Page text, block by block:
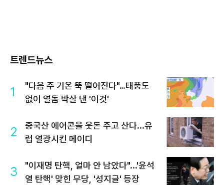
트렌드뉴스
1
"다음 주 기온 뚝 떨어진다"…태풍도
없이 열돔 박살 낸 '이것'
2
중국산 에어콘을 웃돈 주고 산다...유
럽 열광시킨 메이디
3
"이재명 탄핵, 얼마 안 남았다"...'윤석
열 탄핵' 맞힌 무당, '성지글' 등장